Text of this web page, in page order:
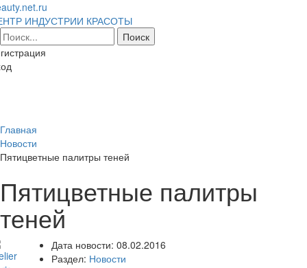
ИНДУСТРИИ КРАСОТЫ
Главная
Новости
Пятицветные палитры теней
Пятицветные палитры
теней
Дата новости: 08.02.2016
Раздел: Новости